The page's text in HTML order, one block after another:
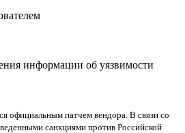
информации об уязвимости
официальным патчем вендора. В связи со
санкциями против Российской